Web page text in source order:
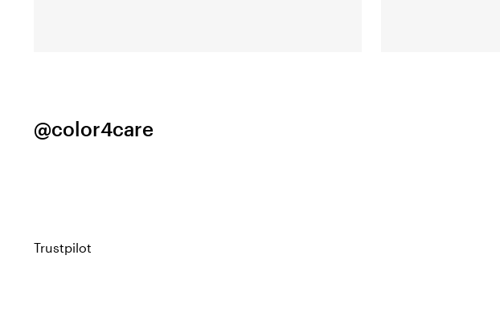
@color4care
Trustpilot